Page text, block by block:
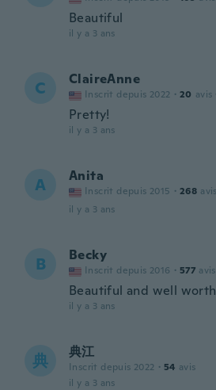
Beautiful
il y a 3 ans
C ClaireAnne
Inscrit depuis 2022 · 20 avis
Pretty!
il y a 3 ans
A Anita
Inscrit depuis 2015 · 268 avis
il y a 3 ans
B Becky
Inscrit depuis 2016 · 577 avis
Beautiful and well
il y a 3 ans
典 典江
Inscrit depuis 2022 · 54 avis
il y a 3 ans